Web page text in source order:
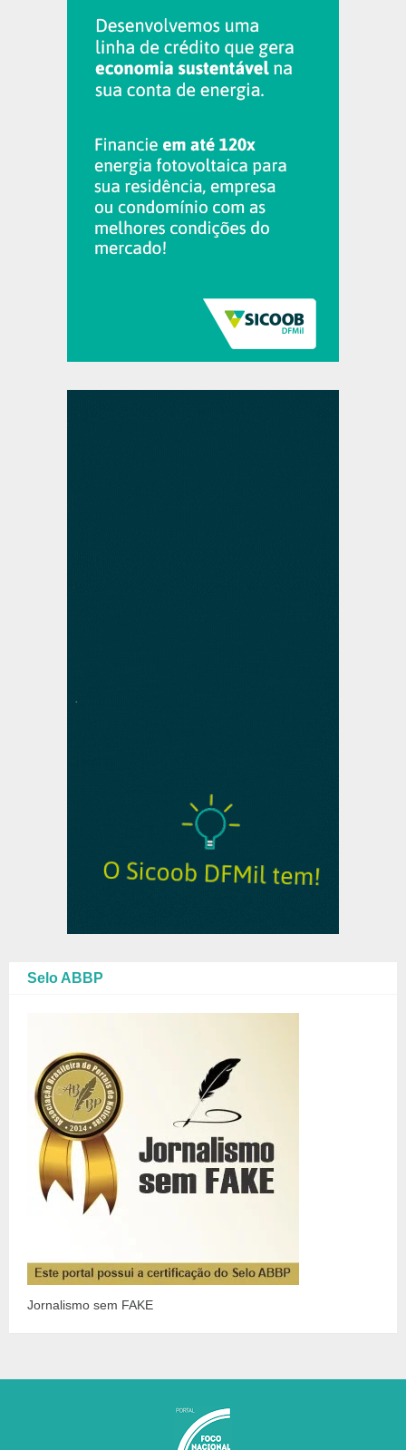
Selo ABBP
Jornalismo sem FAKE